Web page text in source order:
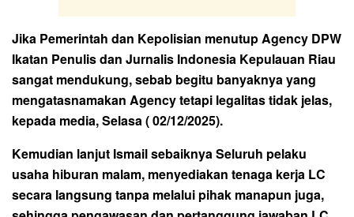
Jika Pemerintah dan Kepolisian menutup Agency DPW
Ikatan Penulis dan Jurnalis Indonesia Kepulauan Riau
sangat mendukung, sebab begitu banyaknya yang
mengatasnamakan Agency tetapi legalitas tidak jelas,
kepada media, Selasa ( 02/12/2025).
Kemudian lanjut Ismail sebaiknya Seluruh pelaku
usaha hiburan malam, menyediakan tenaga kerja LC
secara langsung tanpa melalui pihak manapun juga,